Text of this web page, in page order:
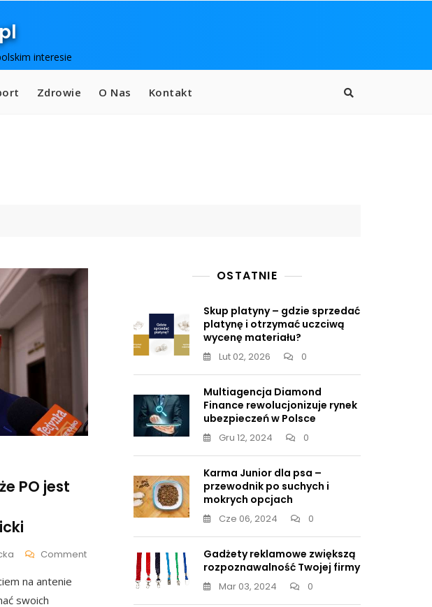
interesie
Zdrowie O Nas Kontakt
PO jest
CommentOn
Przekonuje,
na antenie
swoich
OSTATNIE
Skup platyny – gdzie sprzedać
platynę i otrzymać uczciwą
wycenę materiału?
Lut 02, 2026 0
Multiagencja Diamond
Finance rewolucjonizuje rynek
ubezpieczeń w Polsce
Gru 12, 2024 0
Karma Junior dla psa –
przewodnik po suchych i
mokrych opcjach
Cze 06, 2024 0
Gadżety reklamowe zwiększą
rozpoznawalność Twojej firmy
Mar 03, 2024 0